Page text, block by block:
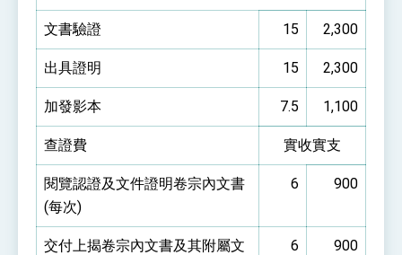
文書驗證 15 2,300
出具證明 15 2,300
加發影本 7.5 1,100
查證費 實收實支
閱覽認證及文件證明卷宗內文書
(每次)
6 900
交付上揭卷宗內文書及其附屬文
6 900